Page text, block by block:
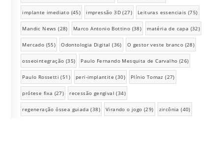
implante imediato (45) impressão 3D (27) Leituras essenciais (75)
Mandic News (28) Marco Antonio Bottino (38) matéria de capa (32)
Mercado (55) Odontologia Digital (36) O gestor veste branco (28)
osseointegração (35) Paulo Fernando Mesquita de Carvalho (26)
Paulo Rossetti (51) peri-implantite (30) Plínio Tomaz (27)
prótese fixa (27) recessão gengival (34)
regeneração óssea guiada (38) Virando o jogo (29) zircônia (40)